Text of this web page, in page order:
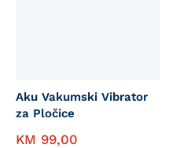
Aku Vakumski Vibrator
za Pločice
KM 99,00